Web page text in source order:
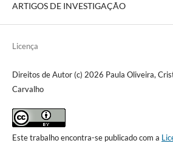
ARTIGOS DE INVESTIGAÇÃO
Licença
Direitos de Autor (c) 2026 Paula Oliveira,
Carvalho
Este trabalho encontra-se publicado com a